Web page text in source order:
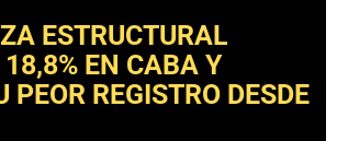
ESTRUCTURAL
EN CABA Y
PEOR REGISTRO DESDE